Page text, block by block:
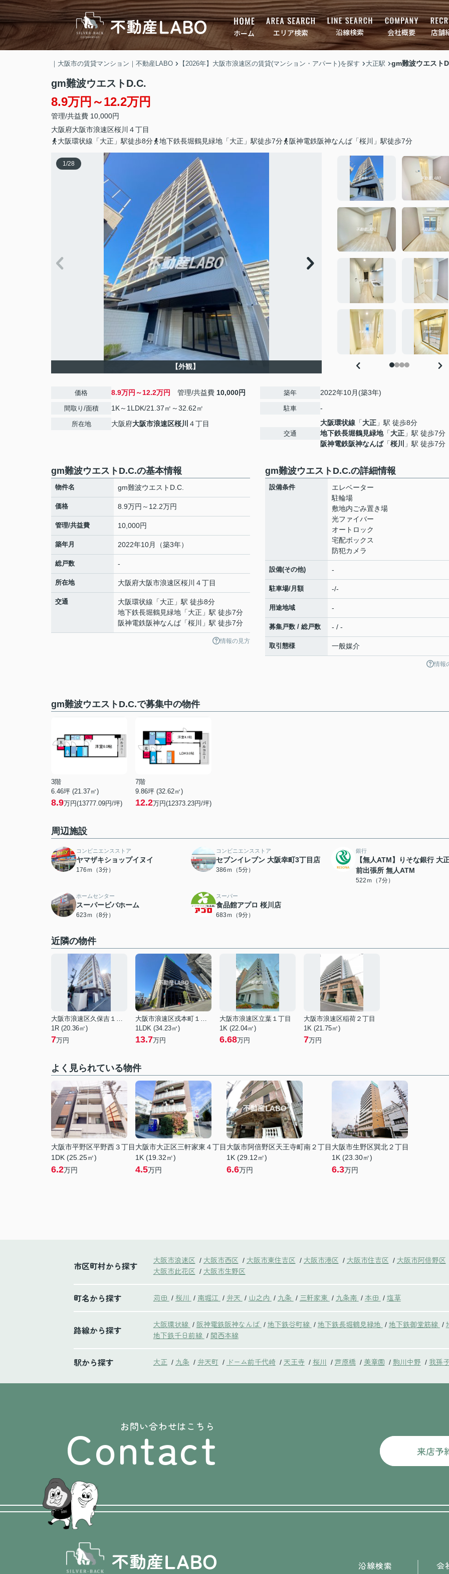
ホーム エリア検索 沿線検索 会社概要 店舗
｜大阪市の賃貸マンション｜不動産LABO 【2026年】大阪市浪速区の賃貸(マンション・アパート)を探す 大正駅 gm難波ウエスト
gm難波ウエストD.C.
8.9万円～12.2万円
管理/共益費 10,000円
大阪府大阪市浪速区桜川 ４丁目
大阪環状線「大正」駅徒歩8分
地下鉄長堀鶴見緑地「大正」駅徒歩7分 阪神電鉄阪神なんば「桜川」駅徒歩7分
1/28
【外観】
価格 8.9万円～12.2万円 管理/共益費 10,000円
間取り/面積 1K～1LDK/21.37㎡～32.62㎡
所在地 大阪府大阪市浪速区桜川 ４丁目
築年 2022年10月(築3年)
駐車 -
交通
大阪環状線 「大正 」駅 徒歩8分
地下鉄長堀鶴見緑地「大正 」駅 徒歩7分
阪神電鉄阪神なんば「桜川 」駅 徒歩7分
gm難波ウエストD.C.の基本情報
物件名 gm難波ウエストD.C.
価格 8.9万円～12.2万円
管理/共益費 10,000円
築年月 2022年10月（築3年）
総戸数 -
所在地 大阪府大阪市浪速区桜川 ４丁目
交通 大阪環状線 「大正 」駅 徒歩8分
地下鉄長堀鶴見緑地 「大正 」駅 徒歩7分
阪神電鉄阪神なんば 「桜川 」駅 徒歩7分
情報の見方
gm難波ウエストD.C.の詳細情報
設備条件
エレベーター
駐輪場
敷地内ごみ置き場
光ファイバー
オートロック
宅配ボックス
防犯カメラ
設備(その他) -
駐車場/月額 -/-
用途地域 -
募集戸数 / 総戸数 - / -
取引態様 一般媒介
情報
gm難波ウエストD.C.で募集中の物件
3階
6.46坪 (21.37㎡)
8.9万円(13777.09円/坪)
7階
9.86坪 (32.62㎡)
12.2万円(12373.23円/坪)
周辺施設
コンビニエンスストア
ヤマザキショップイヌイ
176ｍ（3分）
コンビニエンスストア
セブンイレブン 大阪幸町3丁目店
386ｍ（5分）
銀行
【無人ATM】りそな銀行 大
前出張所 無人ATM
522ｍ（7分）
ホームセンター
スーパービバホーム
623ｍ（8分）
スーパー
食品館アプロ 桜川店
683ｍ（9分）
近隣の物件
大阪市浪速区久保吉１丁目
1R (20.36㎡)
7万円
大阪市浪速区戎本町１丁目
1LDK (34.23㎡)
13.7万円
大阪市浪速区立葉１丁目
1K (22.04㎡)
6.68万円
大阪市浪速区稲荷２丁目
1K (21.75㎡)
7万円
よく見られている物件
大阪市平野区平野西３丁目
1DK (25.25㎡)
6.2万円
大阪市大正区三軒家東４丁目
1K (19.32㎡)
4.5万円
大阪市阿倍野区天王寺町南２丁目
1K (29.12㎡)
6.6万円
大阪市生野区巽北２丁目
1K (23.30㎡)
6.3万円
市区町村から探す 大阪市浪速区 / 大阪市西区 / 大阪市東住吉区 / 大阪市港区 / 大阪市住吉区 / 大阪市阿倍野区
大阪市此花区 / 大阪市生野区
町名から探す 苅田 / 桜川 / 南堀江 / 弁天 / 山之内 / 九条 / 三軒家東 / 九条南 / 本田 / 塩草
路線から探す 大阪環状線 / 阪神電鉄阪神なんば / 地下鉄谷町線 / 地下鉄長堀鶴見緑地 / 地下鉄御堂筋線 /
地下鉄千日前線 / 関西本線
駅から探す 大正 / 九条 / 弁天町 / ドーム前千代崎 / 天王寺 / 桜川 / 芦原橋 / 美章園 / 駒川中野 / 我孫
お問い合わせはこちら
Contact 来店予
沿線検索 会